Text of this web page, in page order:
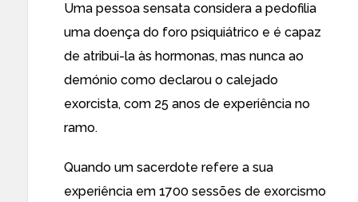
Uma pessoa sensata considera a pedofilia
uma doença do foro psiquiátrico e é capaz
de atribui-la às hormonas, mas nunca ao
demónio como declarou o calejado
exorcista, com 25 anos de experiência no
ramo.
Quando um sacerdote refere a sua
experiência em 1700 sessões de exorcismo